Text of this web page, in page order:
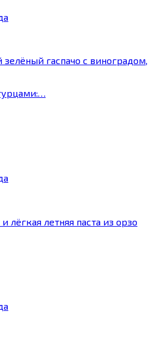
гаспачо с виноградом,
лёгкая летняя паста из орзо